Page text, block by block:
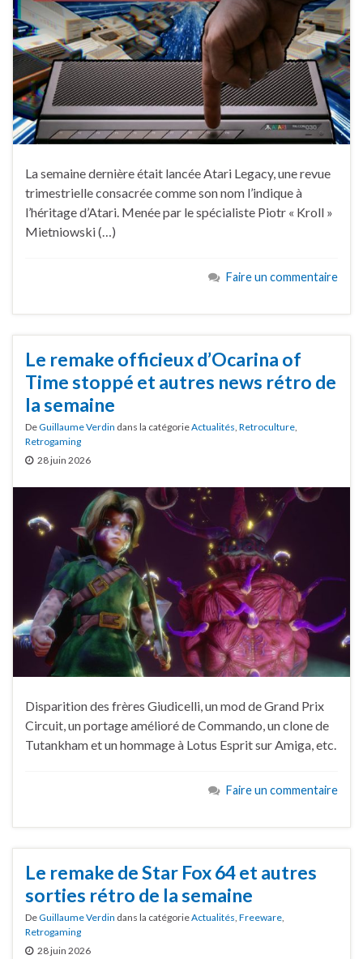
La semaine dernière était lancée Atari Legacy, une revue
trimestrielle consacrée comme son nom l’indique à
l’héritage d’Atari. Menée par le spécialiste Piotr « Kroll »
Mietniowski (…)
Faire un commentaire
Le remake officieux d’Ocarina of
Time stoppé et autres news rétro de
la semaine
DeGuillaume Verdin dans la catégorieActualités Retroculture
Retrogaming
28 juin 2026
Disparition des frères Giudicelli, un mod de Grand Prix
Circuit, un portage amélioré de Commando, un clone de
Tutankham et un hommage à Lotus Esprit sur Amiga, etc.
Faire un commentaire
Le remake de Star Fox 64 et autres
sorties rétro de la semaine
DeGuillaume Verdin dans la catégorieActualités Freeware
Retrogaming
28 juin 2026